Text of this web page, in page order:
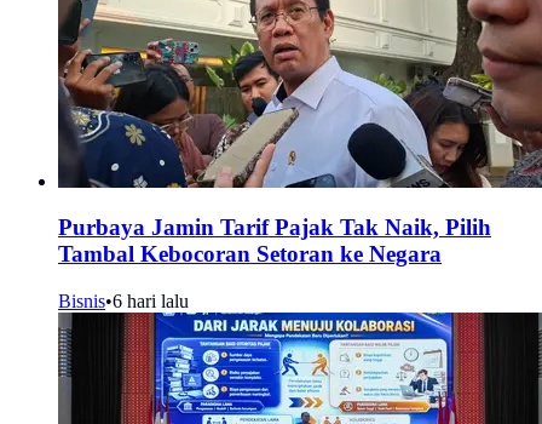
Purbaya Jamin Tarif Pajak Tak Naik, Pilih
Tambal Kebocoran Setoran ke Negara
Bisnis•6 hari lalu